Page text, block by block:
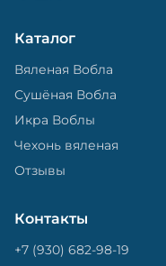
Каталог
Вяленая Вобла
Сушёная Вобла
Икра Воблы
Чехонь вяленая
Отзывы
Контакты
+7 (930) 682-98-19